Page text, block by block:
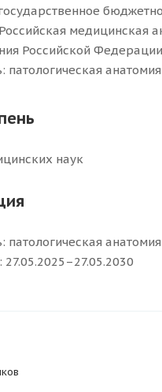
медицинская
Российской
патологическая анатомия
наук
патологическая анатомия